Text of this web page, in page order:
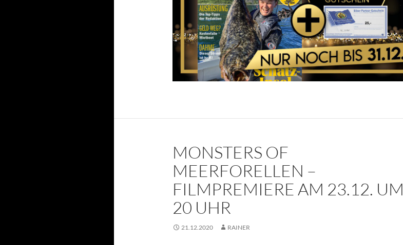
MONSTERS OF
MEERFORELLEN –
FILMPREMIERE AM 23.12. UM
20 UHR
21.12.2020 RAINER